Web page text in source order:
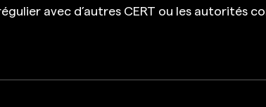
avec d’autres CERT ou les autorités